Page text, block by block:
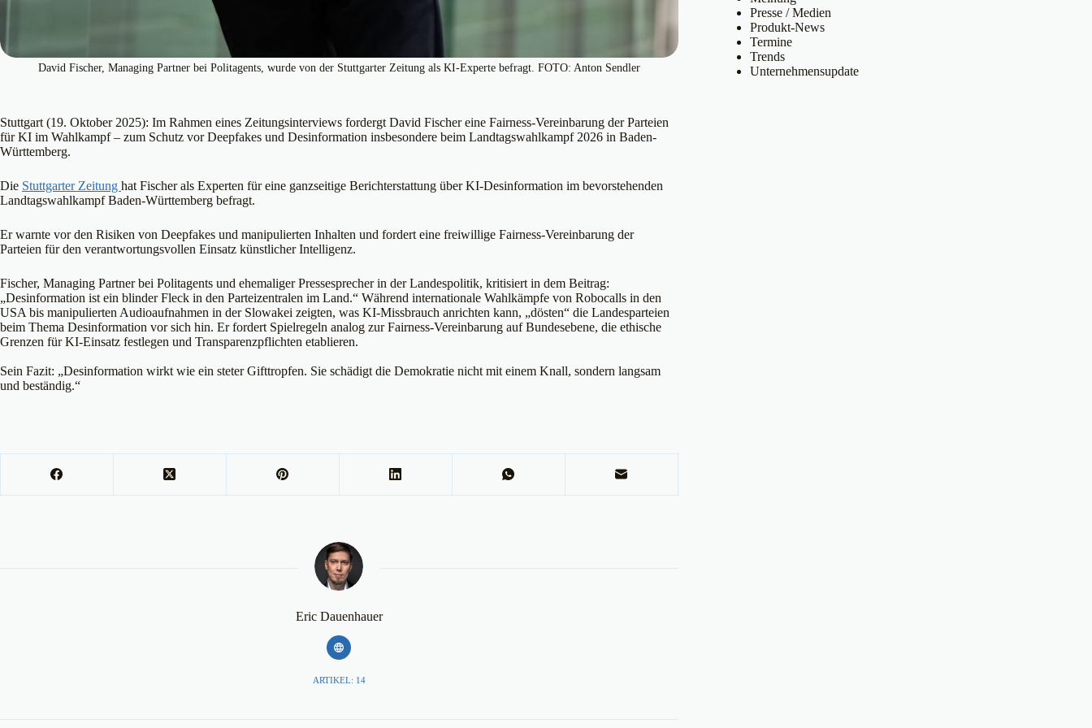
David Fischer, Managing Partner bei Politagents, wurde von der Stuttgarter Zeitung als KI-Experte befragt. FOTO: Anton Sendler
Stuttgart (19. Oktober 2025): Im Rahmen eines Zeitungsinterviews fordergt David Fischer eine Fairness-Vereinbarung der Parteien
für KI im Wahlkampf – zum Schutz vor Deepfakes und Desinformation insbesondere beim Landtagswahlkampf 2026 in Baden-
Württemberg.
Die Stuttgarter Zeitung hat Fischer als Experten für eine ganzseitige Berichterstattung über KI-Desinformation im bevorstehenden
Landtagswahlkampf Baden-Württemberg befragt.
Er warnte vor den Risiken von Deepfakes und manipulierten Inhalten und fordert eine freiwillige Fairness-Vereinbarung der
Parteien für den verantwortungsvollen Einsatz künstlicher Intelligenz.
Fischer, Managing Partner bei Politagents und ehemaliger Pressesprecher in der Landespolitik, kritisiert in dem Beitrag:
„Desinformation ist ein blinder Fleck in den Parteizentralen im Land.“ Während internationale Wahlkämpfe von Robocalls in den
USA bis manipulierten Audioaufnahmen in der Slowakei zeigten, was KI-Missbrauch anrichten kann, „dösten“ die Landesparteien
beim Thema Desinformation vor sich hin. Er fordert Spielregeln analog zur Fairness-Vereinbarung auf Bundesebene, die ethische
Grenzen für KI-Einsatz festlegen und Transparenzpflichten etablieren.
Sein Fazit: „Desinformation wirkt wie ein steter Gifttropfen. Sie schädigt die Demokratie nicht mit einem Knall, sondern langsam
und beständig.“
Eric Dauenhauer
ARTIKEL: 14
Presse / Medien
Produkt-News
Termine
Trends
Unternehmensupdate